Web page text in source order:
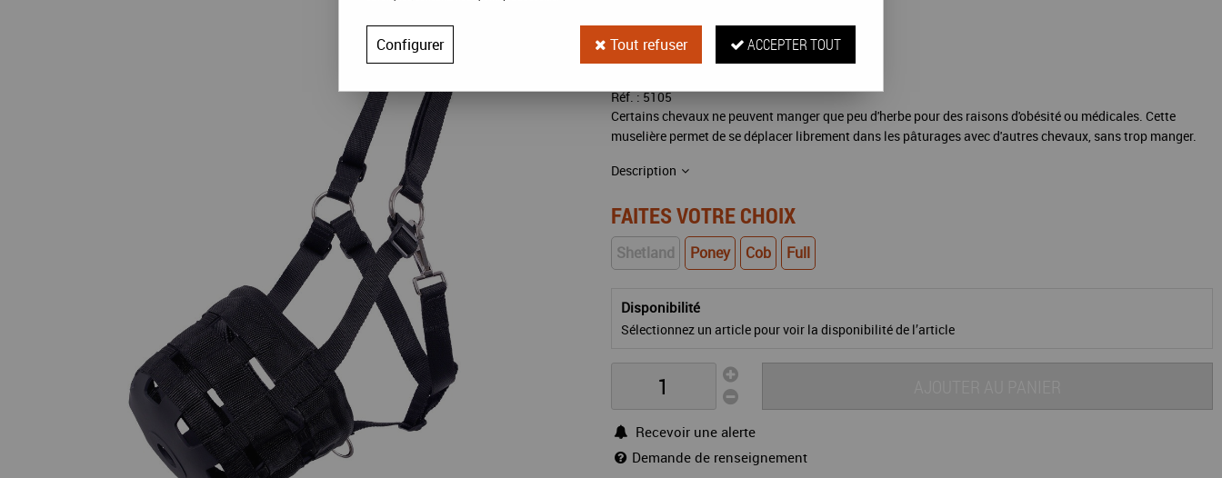
28,50€ TTC
Réf. :5105
Certains chevaux ne peuvent manger que peu d'herbe pour des raisons d'obésité ou médicales. Cette
muselière permet de se déplacer librement dans les pâturages avec d'autres chevaux, sans trop manger.
Description
FAITES VOTRE CHOIX
Shetland Poney Cob Full
Disponibilité
Sélectionnez un article pour voir la disponibilité de l’article
Recevoir une alerte
Demande de renseignement
Configurer Tout refuser ACCEPTER TOUT